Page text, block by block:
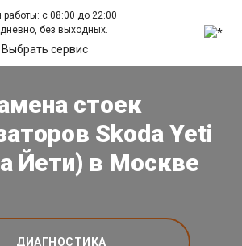
работы: с 08:00 до 22:00
без выходных.
Выбрать сервис
стоек
Skoda Yeti
Йети) в Москве
ДИАГНОСТИКА